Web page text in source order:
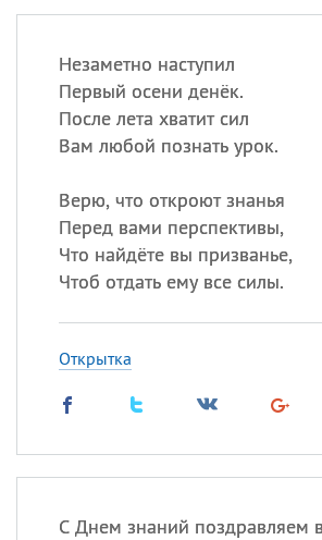
Незаметно наступил
Первый осени денёк.
После лета хватит сил
Вам любой познать урок.
Верю, что откроют знанья
Перед вами перспективы,
Что найдёте вы призванье,
Чтоб отдать ему все силы.
Открытка
С Днем знаний поздравляем